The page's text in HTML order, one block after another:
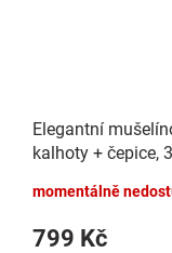
Elegantní
kalhoty + čepice,
momentálně
799 Kč